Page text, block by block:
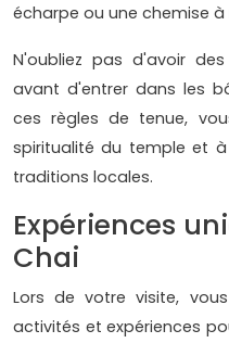
écharpe ou une chemise
N'oubliez pas d'avoir
avant d'entrer dans les
ces règles de tenue,
spiritualité du temple et
traditions locales.
Expériences
Chai
Lors de votre visite,
activités et expériences